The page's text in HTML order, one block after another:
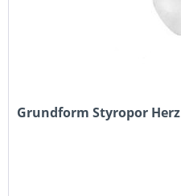
Grundform Styropor Herz